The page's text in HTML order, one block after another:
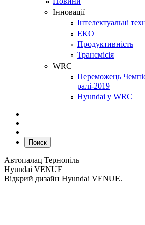
Інновації
Інтелектуальні
ЕКО
Продуктивність
Трансмісія
WRC
Переможець
ралі-2019
Hyundai у WRC
Поиск
Автопалац Тернопіль
Hyundai VENUE
Відкрий дизайн Hyundai VENUE.